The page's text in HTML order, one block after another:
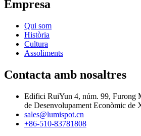
Empresa
Qui som
Història
Cultura
Assoliments
Contacta amb nosaltres
Edifici RuiYun 4, núm. 99, Furong
de Desenvolupament Econòmic de
sales@lumispot.cn
+86-510-83781808